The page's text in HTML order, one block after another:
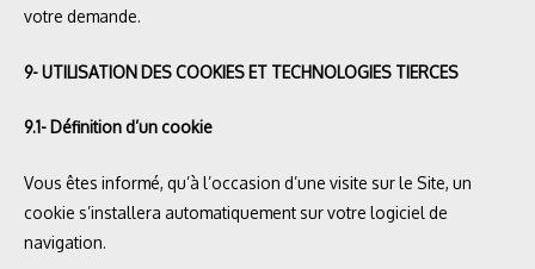
votre demande.
9- UTILISATION DES COOKIES ET TECHNOLOGIES TIERCES
9.1- Définition d’un cookie
Vous êtes informé, qu’à l’occasion d’une visite sur le Site, un
cookie s’installera automatiquement sur votre logiciel de
navigation.